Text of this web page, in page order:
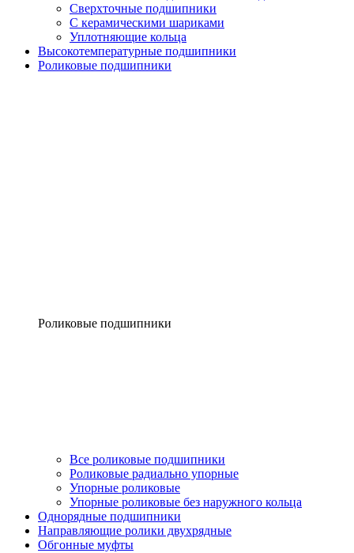
Сверхточные подшипники
С керамическими шариками
Уплотняющие кольца
Высокотемпературные подшипники
Роликовые подшипники
Роликовые подшипники
Все роликовые подшипники
Роликовые радиально упорные
Упорные роликовые
Упорные роликовые без наружного кольца
Однорядные подшипники
Направляющие ролики двухрядные
Обгонные муфты